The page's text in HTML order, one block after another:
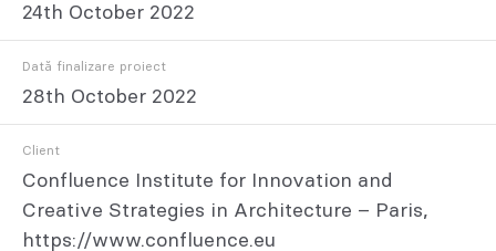
24th October 2022
Dată finalizare proiect
28th October 2022
Client
Confluence Institute for Innovation and
Creative Strategies in Architecture – Paris,
https://www.confluence.eu